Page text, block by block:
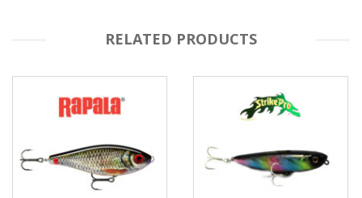
RELATED PRODUCTS